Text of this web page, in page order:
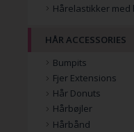
Hårelastikker med
HÅR ACCESSORIES
Bumpits
Fjer Extensions
Hår Donuts
Hårbøjler
Hårbånd